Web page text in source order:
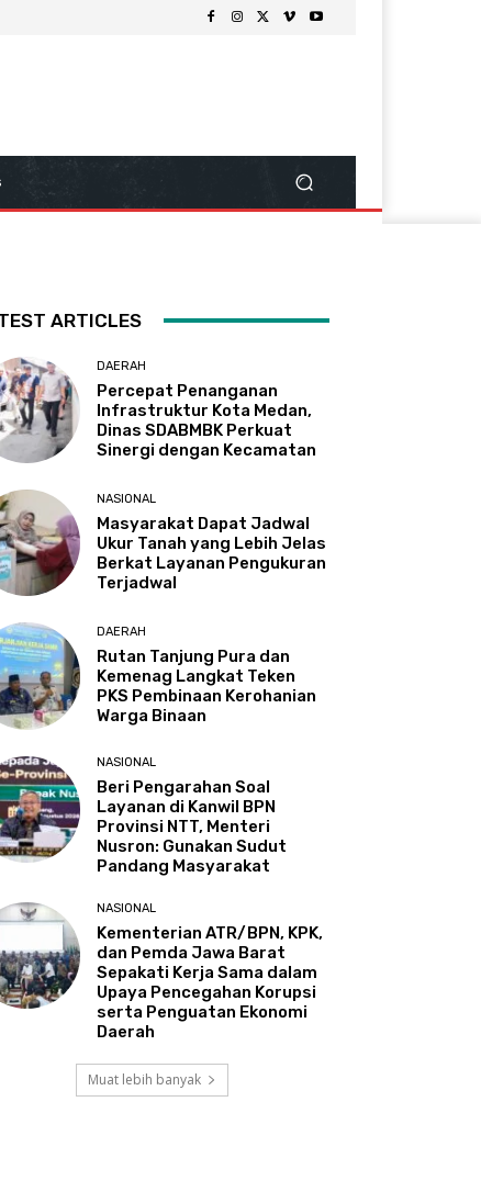
ARTICLES
DAERAH
Percepat Penanganan
Infrastruktur Kota Medan,
Dinas SDABMBK Perkuat
Sinergi dengan Kecamatan
NASIONAL
Masyarakat Dapat Jadwal
Ukur Tanah yang Lebih Jelas
Berkat Layanan Pengukuran
Terjadwal
DAERAH
Rutan Tanjung Pura dan
Kemenag Langkat Teken
PKS Pembinaan Kerohanian
Warga Binaan
NASIONAL
Beri Pengarahan Soal
Layanan di Kanwil BPN
Provinsi NTT, Menteri
Nusron: Gunakan Sudut
Pandang Masyarakat
NASIONAL
Kementerian ATR/BPN, KPK,
dan Pemda Jawa Barat
Sepakati Kerja Sama dalam
Upaya Pencegahan Korupsi
serta Penguatan Ekonomi
Daerah
Muat lebih banyak